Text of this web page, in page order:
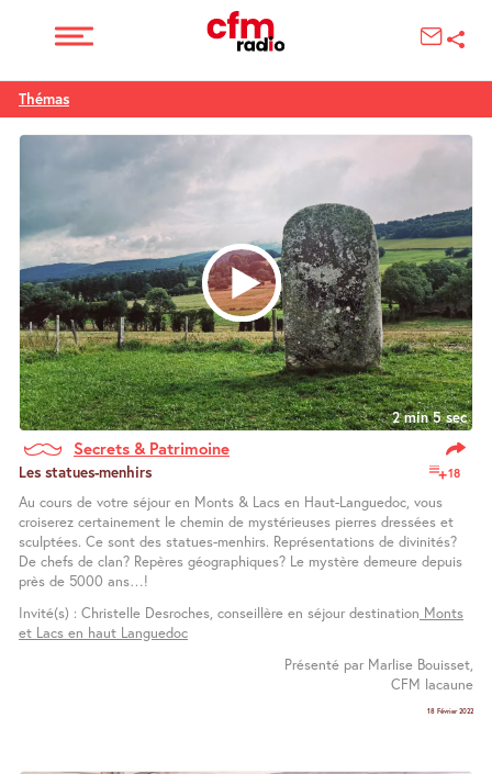
Thémas
2 min 5 sec
Secrets & Patrimoine
18
Les statues-menhirs
Au cours de votre séjour en Monts & Lacs en Haut-Languedoc, vous
croiserez certainement le chemin de mystérieuses pierres dressées et
sculptées. Ce sont des statues-menhirs. Représentations de divinités?
De chefs de clan? Repères géographiques? Le mystère demeure depuis
près de 5000 ans…!
Invité(s) : Christelle Desroches, conseillère en séjour destination Monts
et Lacs en haut Languedoc
Présenté par Marlise Bouisset,
CFM lacaune
18 Février 2022